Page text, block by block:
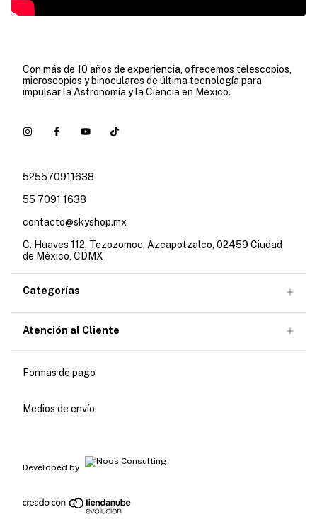
Con más de 10 años de experiencia, ofrecemos telescopios,
microscopios y binoculares de última tecnología para
impulsar la Astronomía y la Ciencia en México.
525570911638
55 7091 1638
contacto@skyshop.mx
C. Huaves 112, Tezozomoc, Azcapotzalco, 02459 Ciudad
de México, CDMX
Categorías
Atención al Cliente
Formas de pago
Medios de envío
Developed by